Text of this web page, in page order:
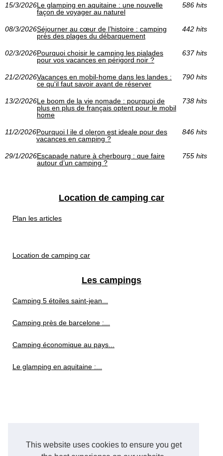
This website uses cookies to ensure you get
15/3/2026Le glamping en aquitaine : une nouvelle
façon de voyager au naturel
586 hits
08/3/2026Séjourner au cœur de l’histoire : camping
près des plages du débarquement
442 hits
02/3/2026Pourquoi choisir le camping les pialades
pour vos vacances en périgord noir ?
637 hits
21/2/2026Vacances en mobil-home dans les landes :
ce qu'il faut savoir avant de réserver
790 hits
13/2/2026Le boom de la vie nomade : pourquoi de
plus en plus de français optent pour le mobil
home
738 hits
11/2/2026Pourquoi l ile d oleron est ideale pour des
vacances en camping ?
846 hits
29/1/2026Escapade nature à cherbourg : que faire
autour d’un camping ?
755 hits
Location de camping car
Plan les articles
Location de camping car
Les campings
Camping 5 étoiles saint-jean...
Camping près de barcelone :...
Camping économique au pays...
Le glamping en aquitaine :...